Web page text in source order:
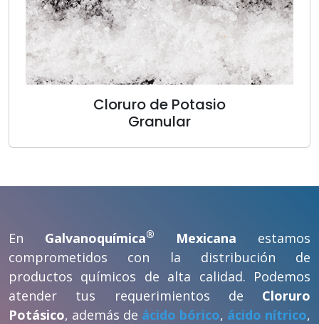
Cloruro de Potasio
Granular
En Galvanoquímica® Mexicana estamos
comprometidos con la distribución de
productos químicos de alta calidad. Podemos
atender tus requerimientos de Cloruro
Potásico, además de ácido bórico, ácido nítrico,